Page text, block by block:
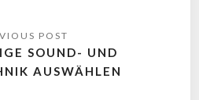
SOUND- UND
AUSWÄHLEN